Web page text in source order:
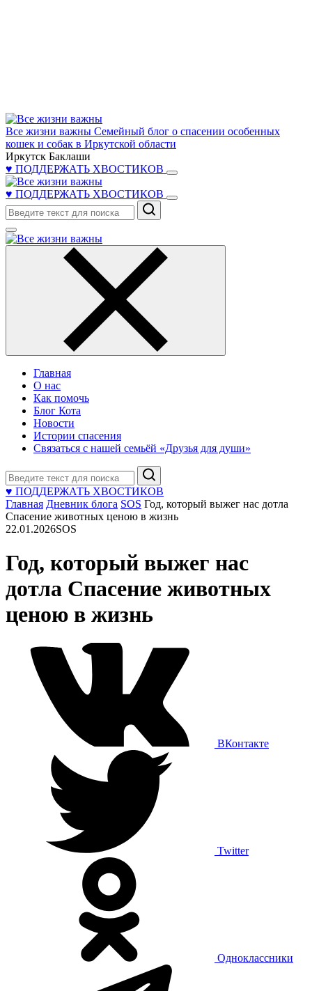
Все жизни важны Семейный блог о спасении особенных
кошек и собак в Иркутской области
Иркутск Баклаши
♥ ПОДДЕРЖАТЬ ХВОСТИКОВ
♥ ПОДДЕРЖАТЬ ХВОСТИКОВ
Поиск
Главная
О нас
Как помочь
Блог Кота
Новости
Истории спасения
Связаться с нашей семьёй «Друзья для души»
Поиск
♥ ПОДДЕРЖАТЬ ХВОСТИКОВ
Главная Дневник блога SOS Год, который выжег нас дотла
Спасение животных ценою в жизнь
22.01.2026SOS
Год, который выжег нас
дотла Спасение животных
ценою в жизнь
ВКонтакте
Twitter
Одноклассники